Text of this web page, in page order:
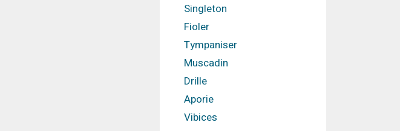
Singleton
Fioler
Tympaniser
Muscadin
Drille
Aporie
Vibices